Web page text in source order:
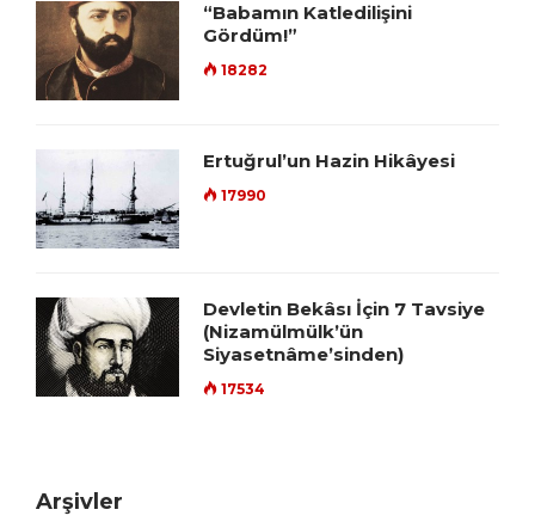
“Babamın Katledilişini
Gördüm!”
18282
Ertuğrul’un Hazin Hikâyesi
17990
Devletin Bekâsı İçin 7 Tavsiye
(Nizamülmülk’ün
Siyasetnâme’sinden)
17534
Arşivler